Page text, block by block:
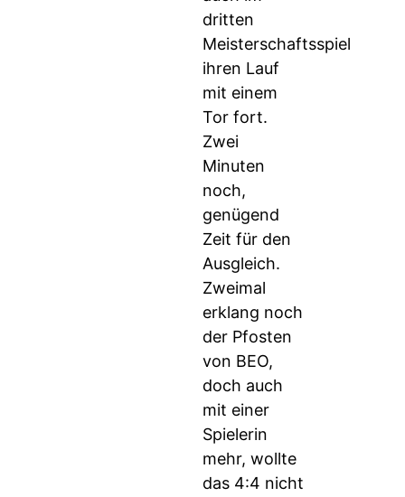
dritten
Meisterschaftsspiel
ihren Lauf
mit einem
Tor fort.
Zwei
Minuten
noch,
genügend
Zeit für den
Ausgleich.
Zweimal
erklang noch
der Pfosten
von BEO,
doch auch
mit einer
Spielerin
mehr, wollte
das 4:4 nicht